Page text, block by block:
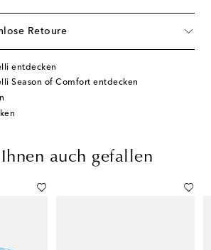
Retoure
entdecken
Season of Comfort entdecken
auch gefallen